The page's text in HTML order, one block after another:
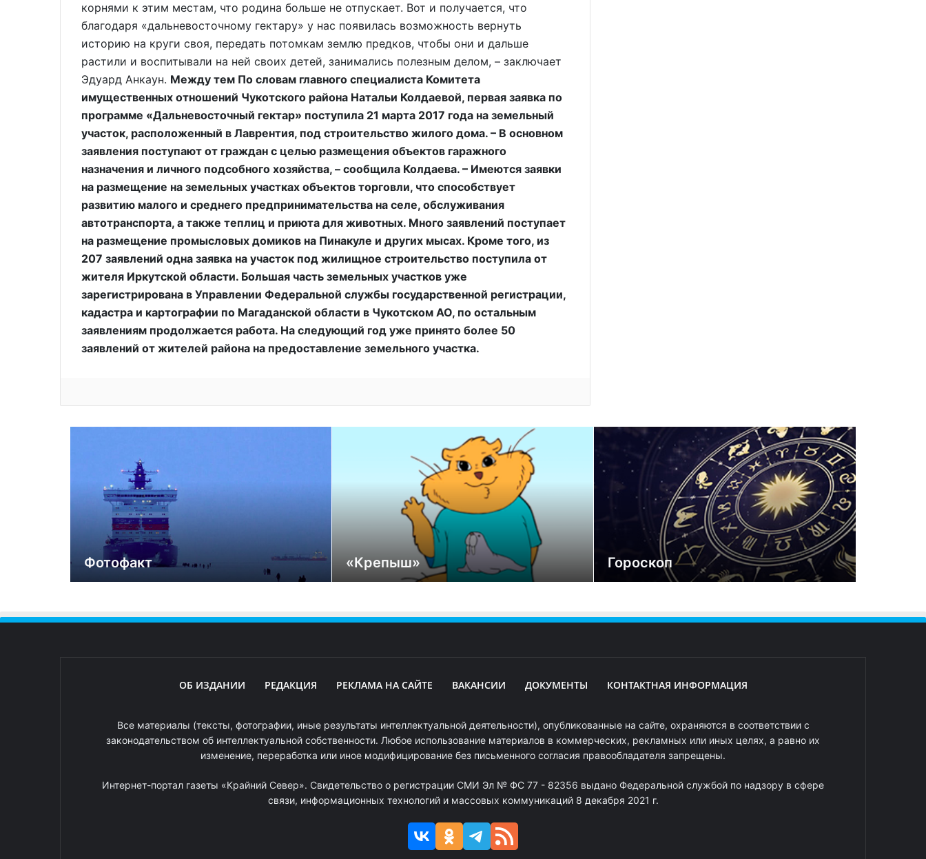
корнями к этим местам, что родина больше не отпускает. Вот и получается, что
благодаря «дальневосточному гектару» у нас появилась возможность вернуть
историю на круги своя, передать потомкам землю предков, чтобы они и дальше
растили и воспитывали на ней своих детей, занимались полезным делом, – заключает
Эдуард Анкаун. Между тем По словам главного специалиста Комитета
имущественных отношений Чукотского района Натальи Колдаевой, первая заявка по
программе «Дальневосточный гектар» поступила 21 марта 2017 года на земельный
участок, расположенный в Лаврентия, под строительство жилого дома. – В основном
заявления поступают от граждан с целью размещения объектов гаражного
назначения и личного подсобного хозяйства, – сообщила Колдаева. – Имеются заявки
на размещение на земельных участках объектов торговли, что способствует
развитию малого и среднего предпринимательства на селе, обслуживания
автотранспорта, а также теплиц и приюта для животных. Много заявлений поступает
на размещение промысловых домиков на Пинакуле и других мысах. Кроме того, из
207 заявлений одна заявка на участок под жилищное строительство поступила от
жителя Иркутской области. Большая часть земельных участков уже
зарегистрирована в Управлении Федеральной службы государственной регистрации,
кадастра и картографии по Магаданской области в Чукотском АО, по остальным
заявлениям продолжается работа. На следующий год уже принято более 50
заявлений от жителей района на предоставление земельного участка.
Фотофакт «Крепыш» Гороскоп
ОБ ИЗДАНИИ РЕДАКЦИЯ РЕКЛАМА НА САЙТЕ ВАКАНСИИ ДОКУМЕНТЫ КОНТАКТНАЯ ИНФОРМАЦИЯ
Все материалы (тексты, фотографии, иные результаты интеллектуальной деятельности), опубликованные на сайте, охраняются в соответствии с
законодательством об интеллектуальной собственности. Любое использование материалов в коммерческих, рекламных или иных целях, а равно их
изменение, переработка или иное модифицирование без письменного согласия правообладателя запрещены.
Интернет-портал газеты «Крайний Север». Свидетельство о регистрации СМИ Эл № ФС 77 - 82356 выдано Федеральной службой по надзору в сфере
связи, информационных технологий и массовых коммуникаций 8 декабря 2021 г.